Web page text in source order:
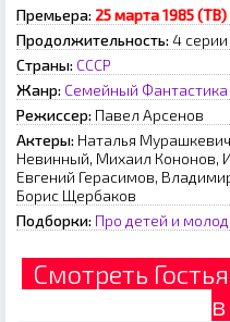
Премьера: 25 марта 1985 (ТВ)
Продолжительность: 4 серии
Страны: СССР
Жанр: Семейный Фантастика
Режиссер: Павел Арсенов
Актеры: Наталья
Невинный, Михаил Кононов,
Евгений Герасимов,
Борис Щербаков
Подборки: Про детей и
Смотреть